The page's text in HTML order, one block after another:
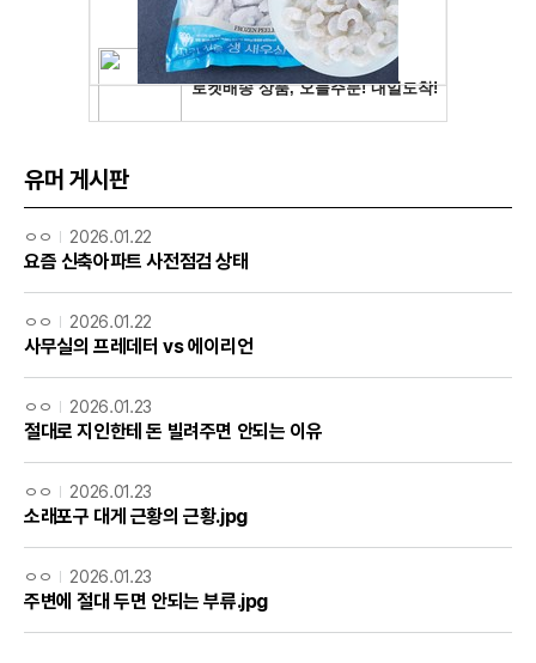
유머 게시판
ㅇㅇ 2026.01.22
요즘 신축아파트 사전점검 상태
ㅇㅇ 2026.01.22
사무실의 프레데터 vs 에이리언
ㅇㅇ 2026.01.23
절대로 지인한테 돈 빌려주면 안되는 이유
ㅇㅇ 2026.01.23
소래포구 대게 근황의 근황.jpg
ㅇㅇ 2026.01.23
주변에 절대 두면 안되는 부류.jpg